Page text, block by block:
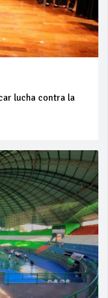
lucha contra la